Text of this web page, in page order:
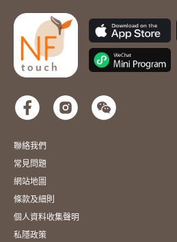
聯絡我們
常見問題
網站地圖
條款及細則
個人資料收集聲明
私隱政策